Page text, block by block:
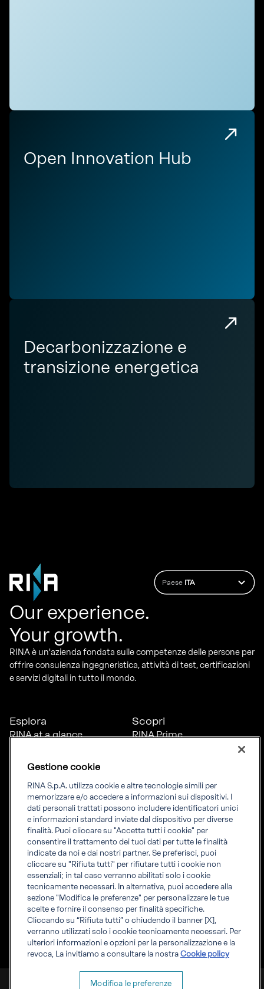
Open Innovation Hub
Decarbonizzazione e
transizione energetica
Paese ITA
Our experience.
Your growth.
RINA è un'azienda fondata sulle competenze delle persone per
offrire consulenza ingegneristica, attività di test, certificazioni
e servizi digitali in tutto il mondo.
Esplora
RINA at a glance
inclusione
News
Progetti
Sostenibilità
Scopri
RINA Prime
Connettiti
Uffici
Certification Member
Area
Certificati clienti
certification
Marine Member Area
Applicazioni digitali
marine
Informati
Informazioni legali
Compliance
Governance
Whistleblowing
Fatturazione elettronica
Accreditamenti RINA
Regolamenti RINA
RINA S.p.A. P.IVA IT 03794120109
Gestione cookie
RINA S.p.A. utilizza cookie e altre tecnologie simili per
memorizzare e/o accedere a informazioni sui dispositivi. I
dati personali trattati possono includere identificatori unici
e informazioni standard inviate dal dispositivo per diverse
finalità. Puoi cliccare su "Accetta tutti i cookie" per
consentire il trattamento dei tuoi dati per tutte le finalità
indicate da noi e dai nostri partner. Se preferisci, puoi
cliccare su "Rifiuta tutti" per rifiutare tutti i cookie non
essenziali; in tal caso verranno abilitati solo i cookie
tecnicamente necessari. In alternativa, puoi accedere alla
sezione "Modifica le preferenze" per personalizzare le tue
scelte e fornire il consenso per finalità specifiche.
Cliccando su “Rifiuta tutti” o chiudendo il banner [X],
verranno utilizzati solo i cookie tecnicamente necessari. Per
ulteriori informazioni e opzioni per la personalizzazione e la
revoca, La invitiamo a consultare la nostra Cookie policy
Modifica le preferenze